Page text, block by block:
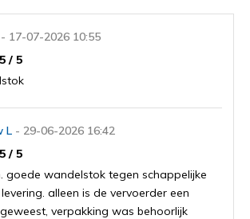
- 17-07-2026 10:55
5 / 5
L - 29-06-2026 16:42
5 / 5
goede wandelstok tegen schappelijke
alleen is de vervoerder een
verpakking was behoorlijk